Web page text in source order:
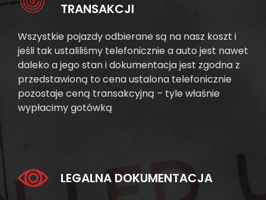
TRANSAKCJI
Wszystkie pojazdy odbierane są na nasz koszt i
jeśli tak ustaliliśmy telefonicznie a auto jest nawet
daleko a jego stan i dokumentacja jest zgodna z
przedstawioną to cena ustalona telefonicznie
pozostaje ceną transakcyjną – tyle właśnie
wypłacimy gotówką
LEGALNA DOKUMENTACJA